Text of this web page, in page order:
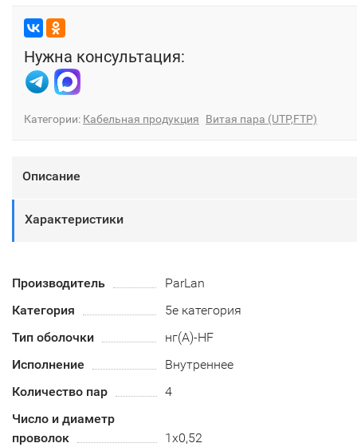
Нужна консультация:
Категории: Кабельная продукция Витая пара (UTP,FTP)
Описание
Характеристики
Производитель
ParLan
Категория
5e категория
Тип оболочки
нг(А)-HF
Исполнение
Внутреннее
Количество пар
4
Число и диаметр
проволок
1х0,52